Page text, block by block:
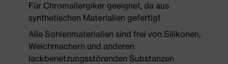
Für Chromallergiker geeignet, da aus
synthetischen Materialien gefertigt
Alle Sohlenmaterialien sind frei von Silikonen,
Weichmachern und anderen
lackbenetzungsstörenden Substanzen